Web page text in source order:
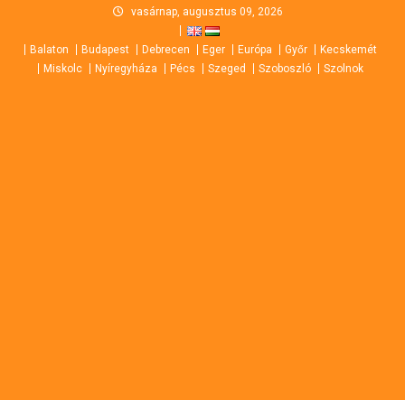
content
vasárnap, augusztus 09, 2026
Balaton Budapest Debrecen Eger Európa Győr
Kecskemét
Miskolc
Nyíregyháza Pécs Szeged Szoboszló Szolnok